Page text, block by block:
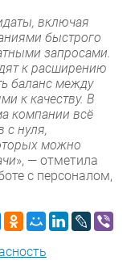
включая
быстрого
запросами.
к расширению
баланс между
к качеству. В
компании всё
с нуля,
можно
», — отметила
с персоналом,